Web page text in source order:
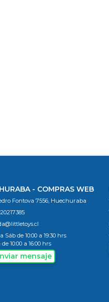
- COMPRAS WEB
Fontova 7556, Huechuraba
Sáb de 10:00 a 19:30 hrs
10:00 a 16:00 hrs
mensaje